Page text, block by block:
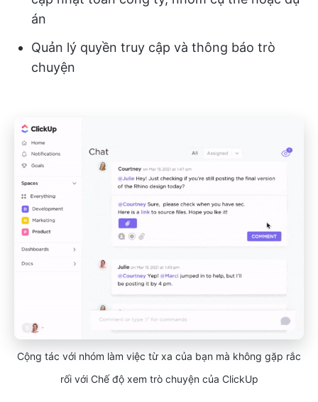
án
Quản lý quyền truy cập và thông báo trò
chuyện
Cộng tác với nhóm làm việc từ xa của bạn mà không gặp rắc
rối với Chế độ xem trò chuyện của ClickUp